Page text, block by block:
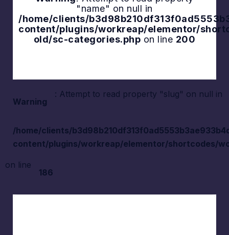
"name" on null in
/home/clients/
content/plugins/workreap/elementor/
old/sc-categories.php on line 200
Explore
Warning
: Attempt to read property "slug" on null in
/home/clients/
content/plugins/workreap/elementor/shortcodes/
on line
186